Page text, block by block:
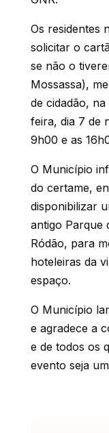
Os residentes
solicitar o
se não o
Mossassa),
de cidadão,
feira, dia 7 de
9h00 e as
O Município
do certame,
disponibilizar
antigo Parque
Ródão, para
hoteleiras da
espaço.
O Município
e agradece a
e de todos os
evento seja